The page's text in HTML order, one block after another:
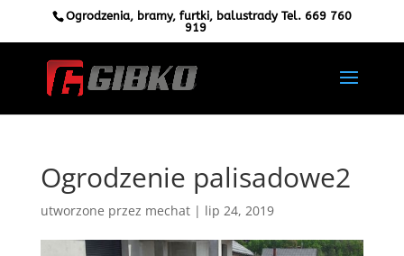
Ogrodzenia, bramy, furtki, balustrady Tel. 669 760
919
Ogrodzenie palisadowe2
utworzone przez mechat| lip 24, 2019